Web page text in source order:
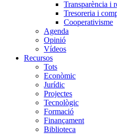
Transparència i
Tresoreria i
Cooperativisme
Agenda
Opinió
Vídeos
Recursos
Tots
Econòmic
Jurídic
Projectes
Tecnològic
Formació
Finançament
Biblioteca